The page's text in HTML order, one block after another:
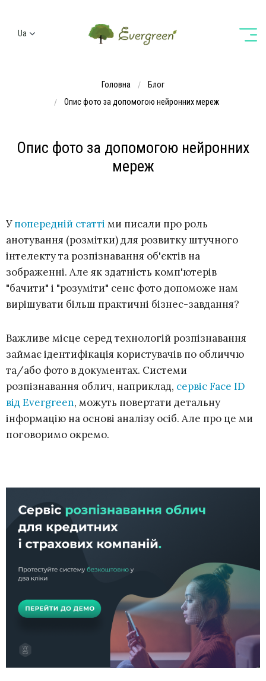
Ua
Головна
Блог
Опис фото за допомогою нейронних мереж
Опис фото за допомогою нейронних
мереж
Упопередній статті ми писали про роль
анотування (розмітки) для розвитку штучного
інтелекту та розпізнавання об'єктів на
зображенні. Але як здатність комп'ютерів
"бачити" і "розуміти" сенс фото допоможе нам
вирішувати більш практичні бізнес-завдання?
Важливе місце серед технологій розпізнавання
займає ідентифікація користувачів по обличчю
та/або фото в документах. Системи
розпізнавання облич, наприклад, сервіс Face ID
від Evergreen, можуть повертати детальну
інформацію на основі аналізу осіб. Але про це ми
поговоримо окремо.